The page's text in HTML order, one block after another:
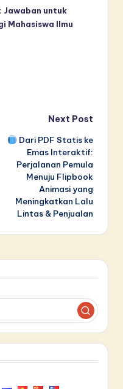
Jawaban untuk
Mahasiswa Ilmu
Next Post
Dari PDF Statis ke
Emas Interaktif:
Perjalanan Pemula
Menuju Flipbook
Animasi yang
Meningkatkan Lalu
Lintas & Penjualan